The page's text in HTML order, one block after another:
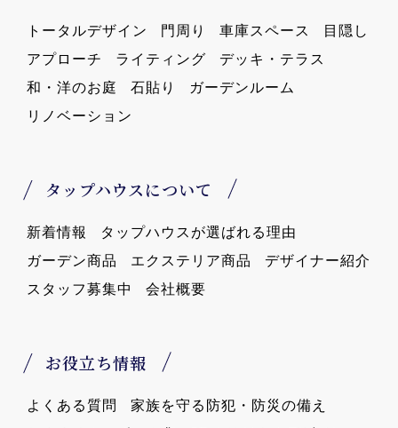
トータルデザイン 門周り 車庫スペース
目隠し
アプローチ
ライティング
デッキ・テラス
和・洋のお庭
石貼り
ガーデンルーム
リノベーション
タップハウスについて
新着情報
タップハウスが選ばれる理由
ガーデン商品
エクステリア商品
デザイナー紹介
スタッフ募集中
会社概要
お役立ち情報
よくある質問
家族を守る防犯・防災の備え